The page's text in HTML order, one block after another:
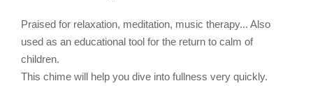
Praised for relaxation, meditation, music therapy... Also
used as an educational tool for the return to calm of
children.
This chime will help you dive into fullness very quickly.